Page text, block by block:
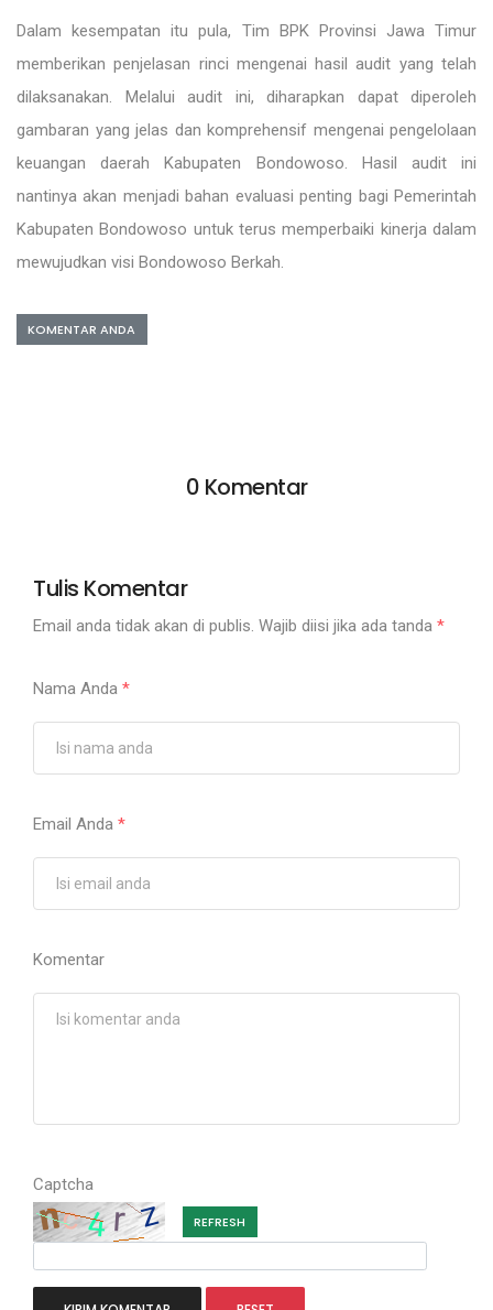
Dalam kesempatan itu pula, Tim BPK Provinsi Jawa Timur
memberikan penjelasan rinci mengenai hasil audit yang telah
dilaksanakan. Melalui audit ini, diharapkan dapat diperoleh
gambaran yang jelas dan komprehensif mengenai pengelolaan
keuangan daerah Kabupaten Bondowoso. Hasil audit ini
nantinya akan menjadi bahan evaluasi penting bagi Pemerintah
Kabupaten Bondowoso untuk terus memperbaiki kinerja dalam
mewujudkan visi Bondowoso Berkah.
KOMENTAR ANDA
0 Komentar
Tulis Komentar
Email anda tidak akan di publis. Wajib diisi jika ada tanda *
Nama Anda *
Email Anda *
Komentar
Captcha
REFRESH